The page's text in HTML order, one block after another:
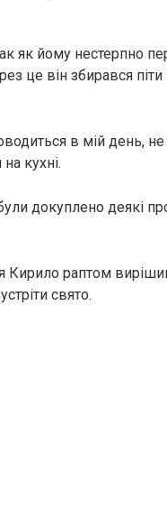
як йому нестерпно
це він збирався
в мій день, не
кухні.
докуплено деякі
Кирило раптом
свято.